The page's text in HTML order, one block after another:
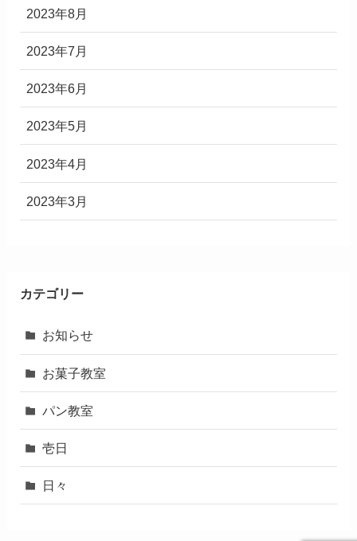
2023年8月
2023年7月
2023年6月
2023年5月
2023年4月
2023年3月
カテゴリー
お知らせ
お菓子教室
パン教室
壱日
日々